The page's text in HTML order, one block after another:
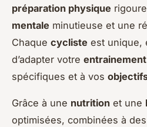
préparation physique
mentale minutieuse et une
Chaque cycliste est unique,
d’adapter votre entrainement
spécifiques et à vos
Grâce à une nutrition et une
optimisées, combinées à des